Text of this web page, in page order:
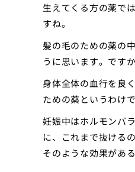
生えてくる方の薬で
すね。
髪の毛のための薬の
うに思います。です
身体全体の血行を良
ための薬というわけ
妊娠中はホルモンバ
に、これまで抜ける
そのような効果があ